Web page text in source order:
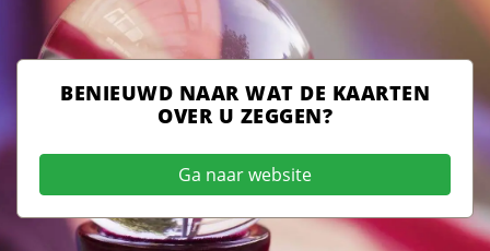
BENIEUWD NAAR WAT DE KAARTEN
OVER U ZEGGEN?
Ga naar website